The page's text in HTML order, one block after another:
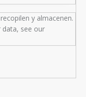
y almacenen.
data, see our